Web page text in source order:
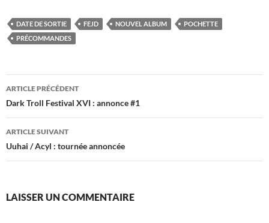
DATE DE SORTIE FEJD NOUVEL ALBUM
POCHETTE
PRÉCOMMANDES
Navigation
des
articles
ARTICLE PRÉCÉDENT
Dark Troll Festival XVI : annonce #1
ARTICLE SUIVANT
Uuhai / Acyl : tournée annoncée
LAISSER UN COMMENTAIRE